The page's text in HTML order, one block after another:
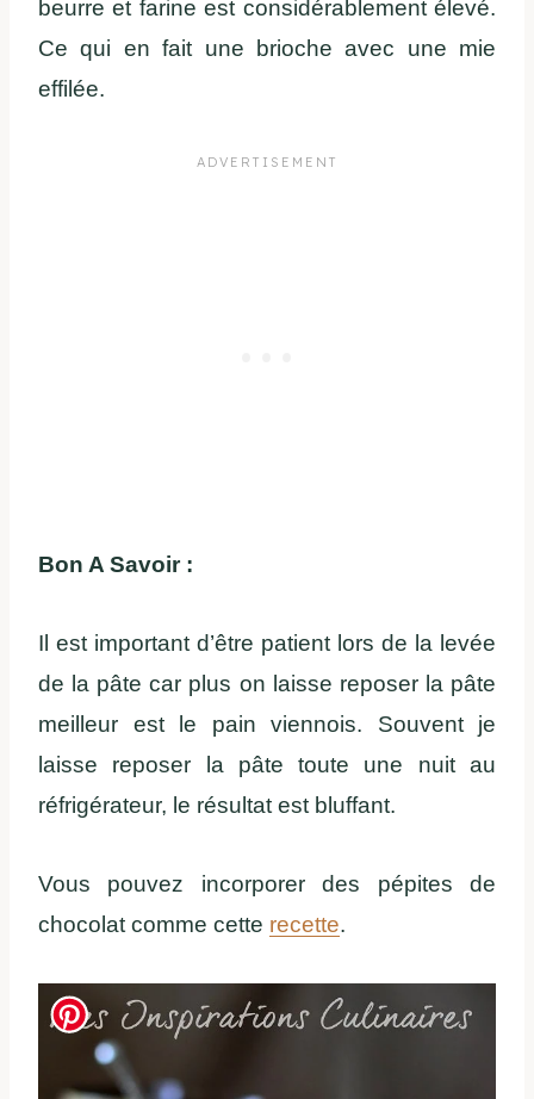
beurre et farine est considérablement élevé.
Ce qui en fait une brioche avec une mie
effilée.
Bon A Savoir :
Il est important d’être patient lors de la levée
de la pâte car plus on laisse reposer la pâte
meilleur est le pain viennois. Souvent je
laisse reposer la pâte toute une nuit au
réfrigérateur, le résultat est bluffant.
Vous pouvez incorporer des pépites de
chocolat comme cette recette.